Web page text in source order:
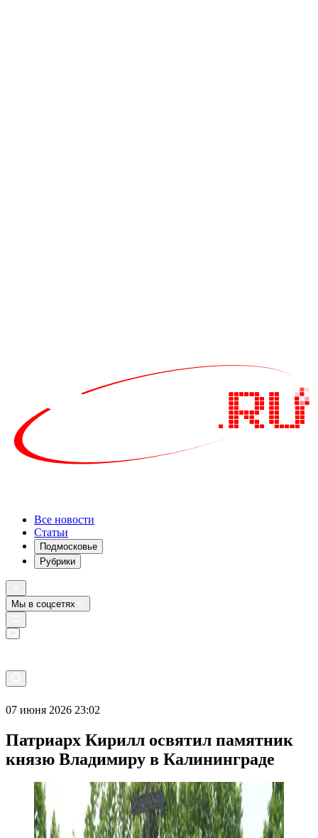
Все новости
Статьи
Подмосковье
Рубрики
Мы в соцсетях
07 июня 2026 23:02
Патриарх Кирилл освятил памятник
князю Владимиру в Калининграде